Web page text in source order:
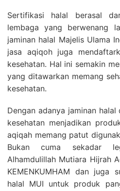
Sertifikasi halal berasal
lembaga yang berwenang
jaminan halal Majelis Ulama
jasa aqiqoh juga
kesehatan. Hal ini semakin
yang ditawarkan memang
kesehatan.
Dengan adanya jaminan
kesehatan menjadikan
aqiqah memang patut
Bukan cuma sekadar
Alhamdulillah Mutiara Hijrah
KEMENKUMHAM dan juga
halal MUI untuk produk